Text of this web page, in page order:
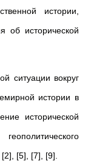
истории,
об исторической
ситуации вокруг
истории в
исторической
[5], [7], [9].